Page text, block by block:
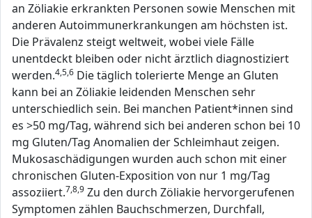
an Zöliakie erkrankten Personen sowie Menschen mit
anderen Autoimmunerkrankungen am höchsten ist.
Die Prävalenz steigt weltweit, wobei viele Fälle
unentdeckt bleiben oder nicht ärztlich diagnostiziert
werden.4,5,6 Die täglich tolerierte Menge an Gluten
kann bei an Zöliakie leidenden Menschen sehr
unterschiedlich sein. Bei manchen Patient*innen sind
es >50 mg/Tag, während sich bei anderen schon bei 10
mg Gluten/Tag Anomalien der Schleimhaut zeigen.
Mukosaschädigungen wurden auch schon mit einer
chronischen Gluten-Exposition von nur 1 mg/Tag
assoziiert.7,8,9 Zu den durch Zöliakie hervorgerufenen
Symptomen zählen Bauchschmerzen, Durchfall,